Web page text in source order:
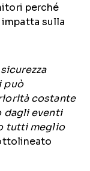
perché
sulla
può
costante
dagli eventi
tutti meglio